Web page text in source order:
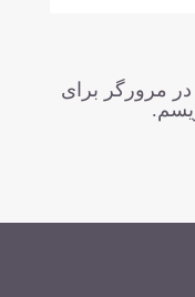
مرورگر برای